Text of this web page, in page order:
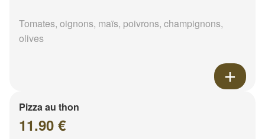
Tomates, oignons, maïs, poivrons, champignons,
olives
Pizza au thon
11.90 €